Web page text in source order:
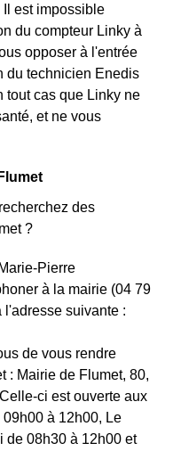
Il est impossible
du compteur Linky à
opposer à l'entrée
du technicien Enedis
tout cas que Linky ne
et ne vous
des
?
Pierre
à la mairie (04 79
l'adresse suivante :
de vous rendre
: Mairie de Flumet, 80,
ci est ouverte aux
à 12h00, Le
de 08h30 à 12h00 et